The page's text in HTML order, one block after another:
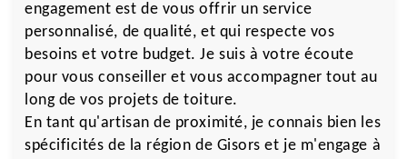
engagement est de vous offrir un service
personnalisé, de qualité, et qui respecte vos
besoins et votre budget. Je suis à votre écoute
pour vous conseiller et vous accompagner tout au
long de vos projets de toiture.
En tant qu'artisan de proximité, je connais bien les
spécificités de la région de Gisors et je m'engage à